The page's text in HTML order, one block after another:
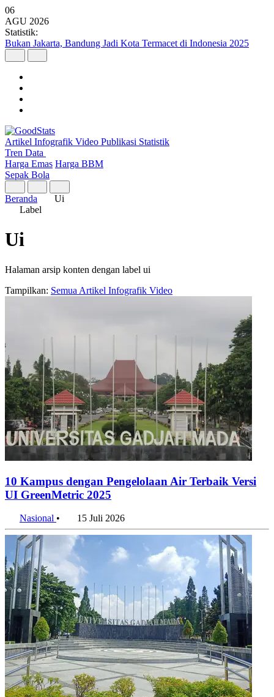
06
AGU 2026
Statistik:
Bukan Jakarta, Bandung Jadi Kota Termacet di Indonesia 2025
Artikel Infografik Video Publikasi Statistik
Tren Data
Harga Emas Harga BBM
Sepak Bola
Beranda
Ui
Label
Ui
Halaman arsip konten dengan label ui
Tampilkan: Semua Artikel Infografik Video
10 Kampus dengan Pengelolaan Air Terbaik Versi
UI GreenMetric 2025
Nasional • 15 Juli 2026